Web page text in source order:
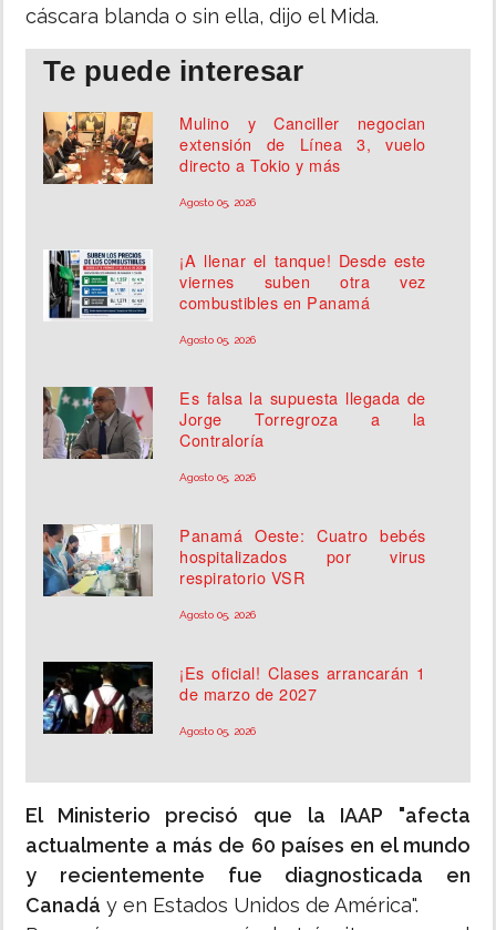
cáscara blanda o sin ella, dijo el Mida.
Te puede interesar
Mulino y Canciller negocian
extensión de Línea 3, vuelo
directo a Tokio y más
Agosto 05, 2026
¡A llenar el tanque! Desde este
viernes suben otra vez
combustibles en Panamá
Agosto 05, 2026
Es falsa la supuesta llegada de
Jorge Torregroza a la
Contraloría
Agosto 05, 2026
Panamá Oeste: Cuatro bebés
hospitalizados por virus
respiratorio VSR
Agosto 05, 2026
¡Es oficial! Clases arrancarán 1
de marzo de 2027
Agosto 05, 2026
El Ministerio precisó que la IAAP "afecta
actualmente a más de 60 países en el mundo
y recientemente fue diagnosticada en
Canadá y en Estados Unidos de América".